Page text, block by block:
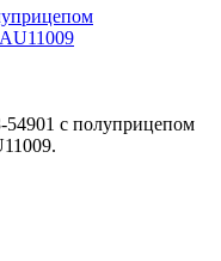
с полуприцепом